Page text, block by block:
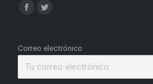
Find us on:
Facebook
opens
Twitter
opens
Correo electrónico